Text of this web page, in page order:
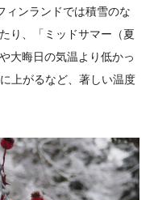
ィンランドでは積雪のな
り、「ミッドサマー（夏
大晦日の気温より低かっ
上がるなど、著しい温度